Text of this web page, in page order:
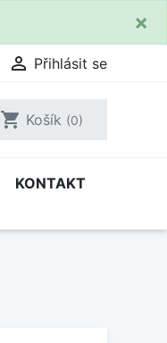
×
 Přihlásit se
shopping_cart Košík (0)
KONTAKT